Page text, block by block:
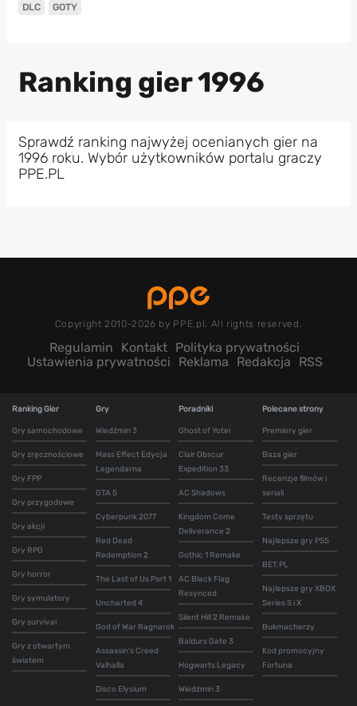
DLC GOTY
Ranking gier 1996
Sprawdź ranking najwyżej ocenianych gier na
1996 roku. Wybór użytkowników portalu graczy
PPE.PL
Copyright 2010-2026 by PPE.pl. All rights reserved.
Regulamin Kontakt Polityka prywatności
Ustawienia prywatności
Reklama Redakcja RSS
Ranking Gier
Gry samochodowe
Gry zręcznościowe
Gry FPP
Gry przygodowe
Gry akcji
Gry RPG
Gry horror
Gry symulatory
Gry survival
Gry z otwartym
światem
Gry
Wiedźmin 3
Mass Effect Edycja
Legendarna
GTA 5
Cyberpunk 2077
Red Dead
Redemption 2
The Last of Us Part 1
Uncharted 4
God of War Ragnarok
Assassin's Creed
Valhalla
Disco Elysium
Poradniki
Ghost of Yotei
Clair Obscur
Expedition 33
AC Shadows
Kingdom Come
Deliverance 2
Gothic 1 Remake
AC Black Flag
Resynced
Silent Hill 2 Remake
Baldurs Gate 3
Hogwarts Legacy
Wiedźmin 3
Polecane strony
Premiery gier
Baza gier
Recenzje filmów i
seriali
Testy sprzętu
Najlepsze gry PS5
BET.PL
Najlepsze gry XBOX
Series S i X
Bukmacherzy
Kod promocyjny
Fortuna